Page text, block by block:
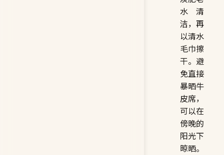
水清
洁，再
以清水
毛巾擦
干。避
免直接
暴晒牛
皮席，
可以在
傍晚的
阳光下
晾晒。